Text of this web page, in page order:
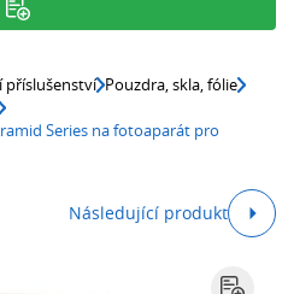
příslušenství Pouzdra, skla, fólie
Series na fotoaparát pro
Následující produkt